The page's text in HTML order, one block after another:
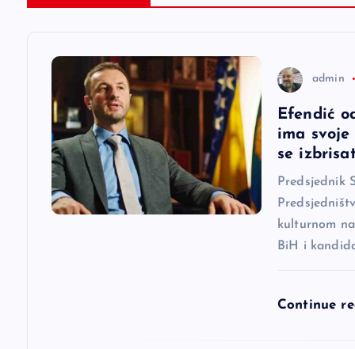
admin
Efendić
ima
se
Predsjednik
kulturnom
BiH i
Continue